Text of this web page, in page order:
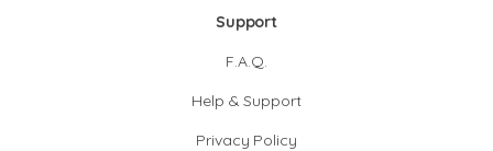
Support
F.A.Q.
Help & Support
Privacy Policy